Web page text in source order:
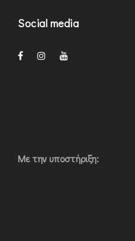
Social media
Με την υποστήριξη: